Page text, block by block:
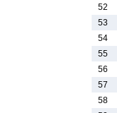
52
53
54
55
56
57
58